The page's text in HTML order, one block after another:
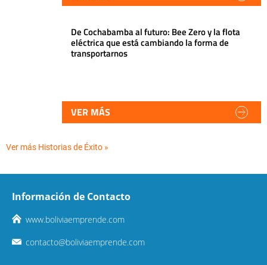
De Cochabamba al futuro: Bee Zero y la flota
eléctrica que está cambiando la forma de
transportarnos
VER MÁS
Ver más Historias de Éxito »
Información de Contacto
www.boliviaemprende.com
contacto@boliviaemprende.com